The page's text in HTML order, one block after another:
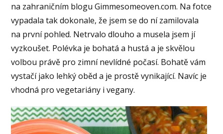
na zahraničním blogu Gimmesomeoven.com. Na fotce
vypadala tak dokonale, že jsem se do ní zamilovala
na první pohled. Netrvalo dlouho a musela jsem jí
vyzkoušet. Polévka je bohatá a hustá a je skvělou
volbou právě pro zimní nevlídné počasí. Bohatě vám
vystačí jako lehký oběd a je prostě vynikající. Navíc je
vhodná pro vegetariány i vegany.